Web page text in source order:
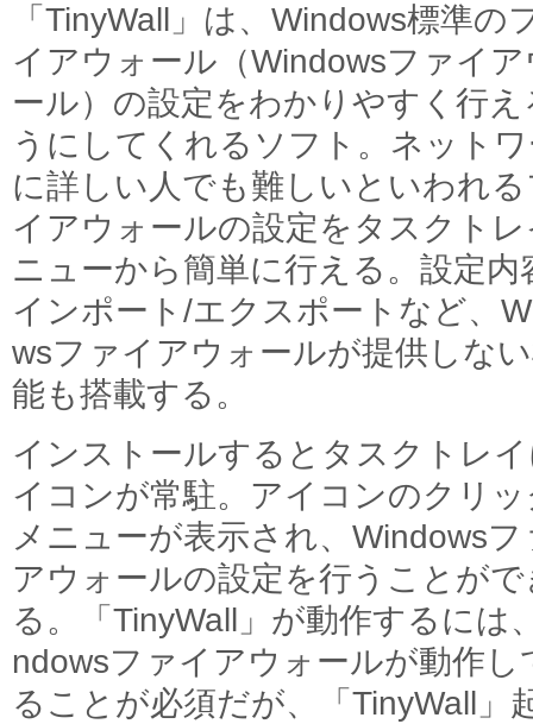
「TinyWall」は、Windows標準の
イアウォール（Windowsファイ
ール）の設定をわかりやすく行え
うにしてくれるソフト。ネット
に詳しい人でも難しいといわれ
イアウォールの設定をタスクト
ニューから簡単に行える。設定内
インポート/エクスポートなど、
wsファイアウォールが提供しな
能も搭載する。
インストールするとタスクトレ
イコンが常駐。アイコンのクリ
メニューが表示され、Windowsフ
アウォールの設定を行うことがで
る。「TinyWall」が動作するには
ndowsファイアウォールが動作し
ることが必須だが、「TinyWall」